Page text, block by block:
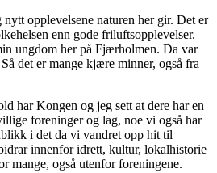
nytt opplevelsene naturen her gir. Det er
enn gode friluftsopplevelser.
ungdom her på Fjærholmen. Da var
det er mange kjære minner, også fra
har Kongen og jeg sett at dere har en
foreninger og lag, noe vi også har
i det da vi vandret opp hit til
innenfor idrett, kultur, lokalhistorie
mange, også utenfor foreningene.